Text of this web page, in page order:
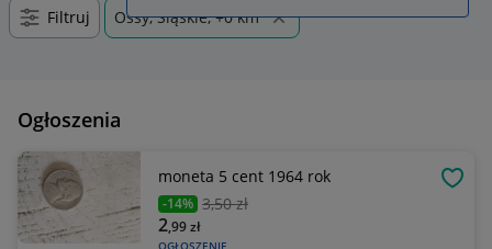
Filtruj Ossy, Śląskie, +0 km
Ogłoszenia
moneta 5 cent 1964 rok
-14% 3,50 zł
OGŁOSZENIE
2,99zł